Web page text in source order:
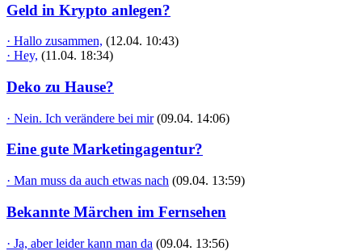
Geld in Krypto anlegen?
· Hallo zusammen, (12.04. 10:43)
· Hey, (11.04. 18:34)
Deko zu Hause?
· Nein. Ich verändere bei mir (09.04. 14:06)
Eine gute Marketingagentur?
· Man muss da auch etwas nach (09.04. 13:59)
Bekannte Märchen im Fernsehen
· Ja, aber leider kann man da (09.04. 13:56)